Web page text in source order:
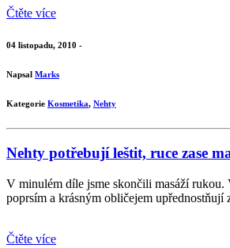
Čtěte více
04 listopadu, 2010 -
Napsal Marks
Kategorie Kosmetika, Nehty
Nehty potřebují leštit, ruce zase
V minulém díle jsme skončili masáží
poprsím a krásným obličejem upřednostňují
Čtěte více